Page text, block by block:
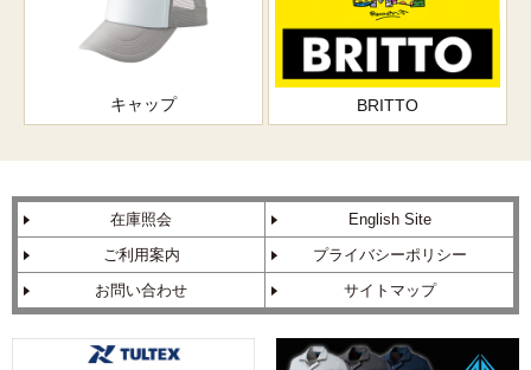
キャップ BRITTO
在庫照会
English Site
ご利用案内
プライバシーポリシー
お問い合わせ
サイトマップ